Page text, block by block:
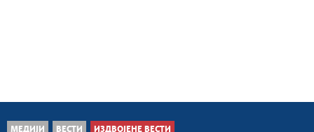
МЕДИЈИ ВЕСТИ ИЗДВОЈЕНЕ ВЕСТИ